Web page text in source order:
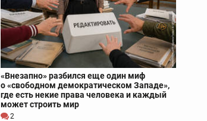
«Внезапно» разбился еще один миф
о «свободном демократическом Западе»,
где есть некие права человека и каждый
может строить мир
2